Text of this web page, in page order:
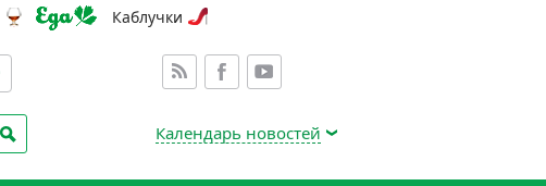
Каблучки
Календарь новостей